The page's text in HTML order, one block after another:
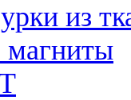
из
магниты